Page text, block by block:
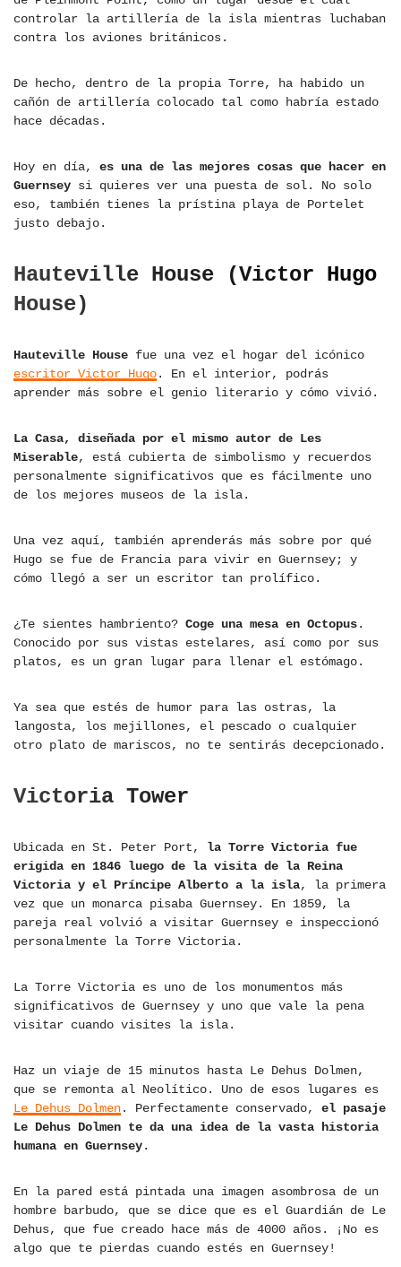
controlar la artillería de la isla mientras luchaban
contra los aviones británicos.
De hecho, dentro de la propia Torre, ha habido un
cañón de artillería colocado tal como habría estado
hace décadas.
Hoy en día, es una de las mejores cosas que hacer en
Guernsey si quieres ver una puesta de sol. No solo
eso, también tienes la prístina playa de Portelet
justo debajo.
Hauteville House (Victor Hugo
House)
Hauteville House fue una vez el hogar del icónico
escritor Victor Hugo. En el interior, podrás
aprender más sobre el genio literario y cómo vivió.
La Casa, diseñada por el mismo autor de Les
Miserable, está cubierta de simbolismo y recuerdos
personalmente significativos que es fácilmente uno
de los mejores museos de la isla.
Una vez aquí, también aprenderás más sobre por qué
Hugo se fue de Francia para vivir en Guernsey; y
cómo llegó a ser un escritor tan prolífico.
¿Te sientes hambriento? Coge una mesa en Octopus.
Conocido por sus vistas estelares, así como por sus
platos, es un gran lugar para llenar el estómago.
Ya sea que estés de humor para las ostras, la
langosta, los mejillones, el pescado o cualquier
otro plato de mariscos, no te sentirás decepcionado.
Victoria Tower
Ubicada en St. Peter Port, la Torre Victoria fue
erigida en 1846 luego de la visita de la Reina
Victoria y el Príncipe Alberto a la isla, la primera
vez que un monarca pisaba Guernsey. En 1859, la
pareja real volvió a visitar Guernsey e inspeccionó
personalmente la Torre Victoria.
La Torre Victoria es uno de los monumentos más
significativos de Guernsey y uno que vale la pena
visitar cuando visites la isla.
Haz un viaje de 15 minutos hasta Le Dehus Dolmen,
que se remonta al Neolítico. Uno de esos lugares es
Le Dehus Dolmen. Perfectamente conservado, el pasaje
Le Dehus Dolmen te da una idea de la vasta historia
humana en Guernsey.
En la pared está pintada una imagen asombrosa de un
hombre barbudo, que se dice que es el Guardián de Le
Dehus, que fue creado hace más de 4000 años. ¡No es
algo que te pierdas cuando estés en Guernsey!